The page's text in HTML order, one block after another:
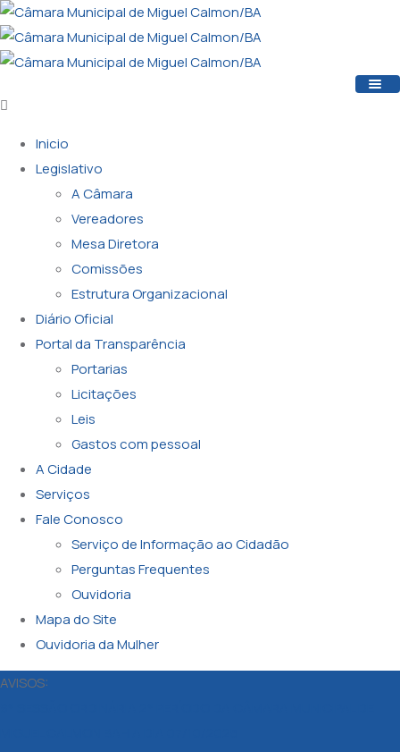
Inicio
Legislativo
A Câmara
Vereadores
Mesa Diretora
Comissões
Estrutura Organizacional
Diário Oficial
Portal da Transparência
Portarias
Licitações
Leis
Gastos com pessoal
A Cidade
Serviços
Fale Conosco
Serviço de Informação ao Cidadão
Perguntas Frequentes
Ouvidoria
Mapa do Site
Ouvidoria da Mulher
AVISOS: